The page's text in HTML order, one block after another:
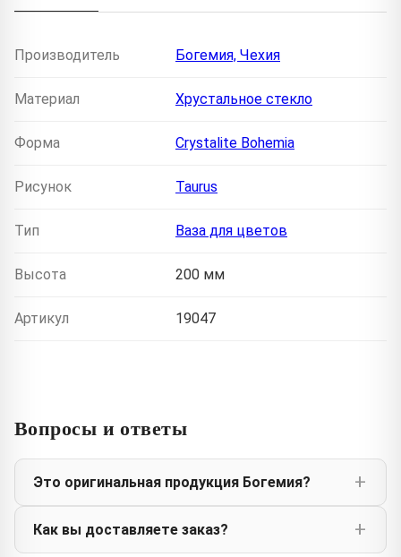
Производитель Богемия, Чехия
Материал Хрустальное стекло
Форма Crystalite Bohemia
Рисунок Taurus
Тип Ваза для цветов
Высота 200 мм
Артикул 19047
Вопросы и ответы
Это оригинальная продукция Богемия?
Как вы доставляете заказ?